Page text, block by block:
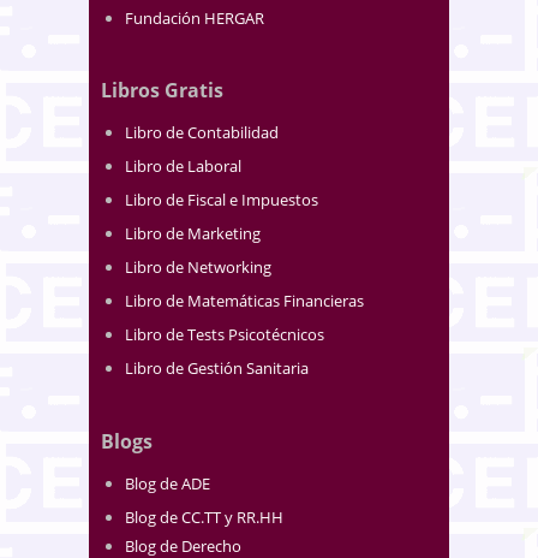
Fundación HERGAR
Libros Gratis
Libro de Contabilidad
Libro de Laboral
Libro de Fiscal e Impuestos
Libro de Marketing
Libro de Networking
Libro de Matemáticas Financieras
Libro de Tests Psicotécnicos
Libro de Gestión Sanitaria
Blogs
Blog de ADE
Blog de CC.TT y RR.HH
Blog de Derecho